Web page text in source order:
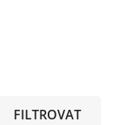
FILTROVAT